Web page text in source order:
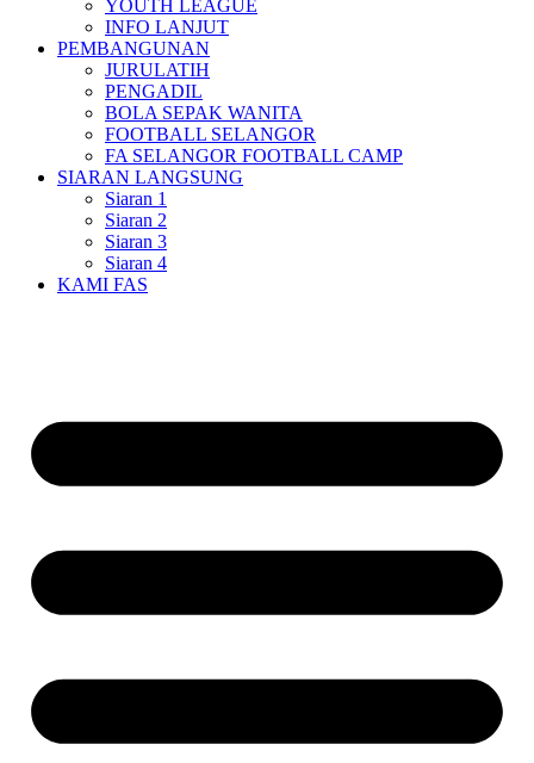
YOUTH LEAGUE
INFO LANJUT
PEMBANGUNAN
JURULATIH
PENGADIL
BOLA SEPAK WANITA
FOOTBALL SELANGOR
FA SELANGOR FOOTBALL CAMP
SIARAN LANGSUNG
Siaran 1
Siaran 2
Siaran 3
Siaran 4
KAMI FAS